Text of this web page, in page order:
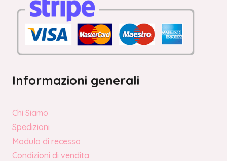
Informazioni generali
Chi Siamo
Spedizioni
Modulo di recesso
Condizioni di vendita